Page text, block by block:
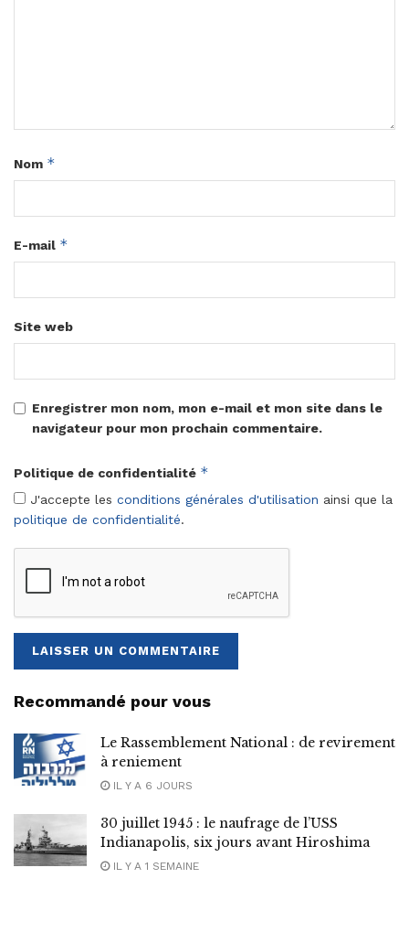
Nom *
E-mail *
Site web
Enregistrer mon nom, mon e-mail et mon site dans le
navigateur pour mon prochain commentaire.
Politique de confidentialité *
J'accepte les conditions générales d'utilisation ainsi que la
politique de confidentialité.
Recommandé pour vous
Le Rassemblement National : de revirement
à reniement
IL Y A 6 JOURS
30 juillet 1945 : le naufrage de l’USS
Indianapolis, six jours avant Hiroshima
IL Y A 1 SEMAINE